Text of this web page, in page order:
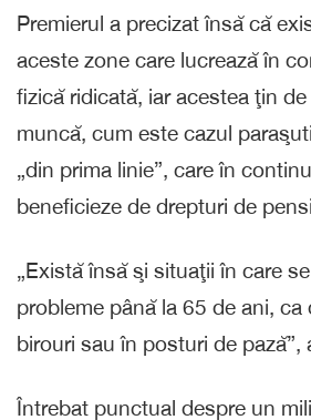
Premierul a precizat însă că
aceste zone care lucrează în
fizică ridicată, iar acestea ţin
muncă, cum este cazul
„din prima linie”, care în
beneficieze de drepturi de
„Există însă şi situaţii în care
probleme până la 65 de ani, ca
birouri sau în posturi de pază”,
Întrebat punctual despre un